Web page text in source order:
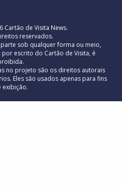
Cartão de Visita News.
reservados.
sob qualquer forma ou meio,
escrito do Cartão de Visita, é
no projeto são os direitos autorais
Eles são usados ​​apenas para fins
exibição.